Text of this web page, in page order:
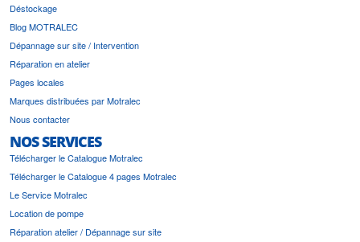
Déstockage
Blog MOTRALEC
Dépannage sur site / Intervention
Réparation en atelier
Pages locales
Marques distribuées par Motralec
Nous contacter
NOS SERVICES
Télécharger le Catalogue Motralec
Télécharger le Catalogue 4 pages Motralec
Le Service Motralec
Location de pompe
Réparation atelier / Dépannage sur site